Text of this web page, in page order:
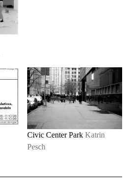
Civic Center Park Katrin
Pesch